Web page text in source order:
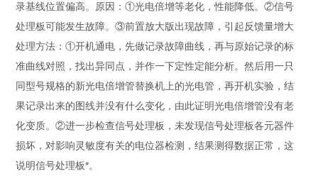
录基线位置偏高。原因：①光电倍增等老化，性能降低。②信号
处理板可能发生故障。③前置放大版出现故障，引起反馈量增大
处理方法：①开机通电，先做记录故障曲线，再与原始记录的标
准曲线对照，找出异同点，并作一下定性定能分析。然后用一只
同型号规格的新光电倍增管替换机上的光电管，再开机实验，结
果记录出来的图线并没有什么变化，由此证明光电倍增管没有老
化变质。②进一步检查信号处理板，未发现信号处理板各元器件
损坏，对影响灵敏度有关的电位器检测，结果测得数据正常，这
说明信号处理板*。